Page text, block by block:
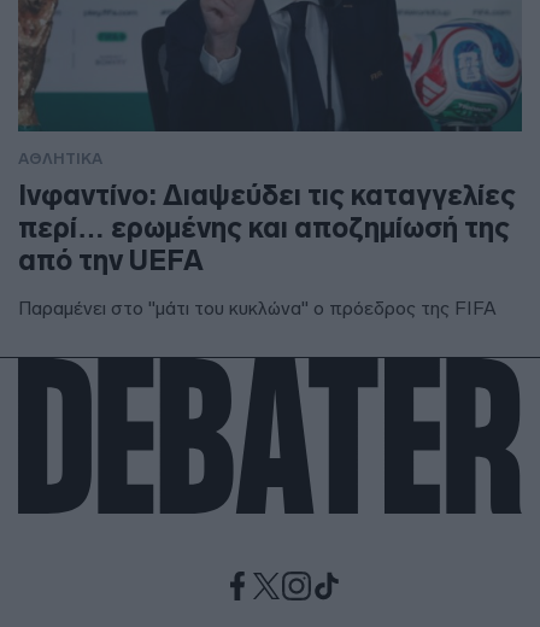
ΑΘΛΗΤΙΚΑ
Ινφαντίνο: Διαψεύδει τις καταγγελίες
περί… ερωμένης και αποζημίωσή της
από την UEFA
Παραμένει στο "μάτι του κυκλώνα" ο πρόεδρος της FIFA